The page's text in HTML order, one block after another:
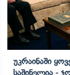
Უკრაინაში
Საშინელია -